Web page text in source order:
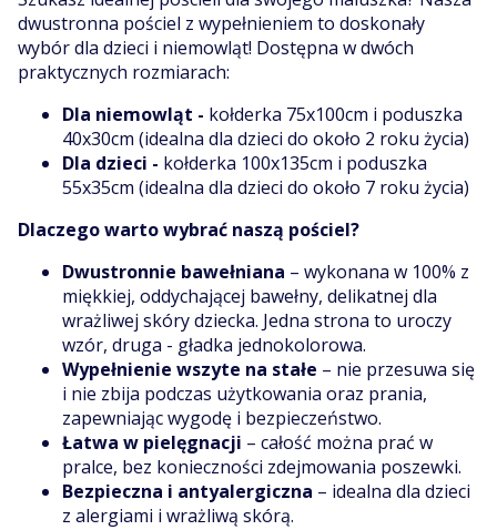
dwustronna pościel z wypełnieniem to doskonały
wybór dla dzieci i niemowląt! Dostępna w dwóch
praktycznych rozmiarach:
Dla niemowląt - kołderka 75x100cm i poduszka
40x30cm (idealna dla dzieci do około 2 roku życia)
Dla dzieci - kołderka 100x135cm i poduszka
55x35cm (idealna dla dzieci do około 7 roku życia)
Dlaczego warto wybrać naszą pościel?
Dwustronnie bawełniana – wykonana w 100% z
miękkiej, oddychającej bawełny, delikatnej dla
wrażliwej skóry dziecka. Jedna strona to uroczy
wzór, druga - gładka jednokolorowa.
Wypełnienie wszyte na stałe – nie przesuwa się
i nie zbija podczas użytkowania oraz prania,
zapewniając wygodę i bezpieczeństwo.
Łatwa w pielęgnacji – całość można prać w
pralce, bez konieczności zdejmowania poszewki.
Bezpieczna i antyalergiczna – idealna dla dzieci
z alergiami i wrażliwą skórą.